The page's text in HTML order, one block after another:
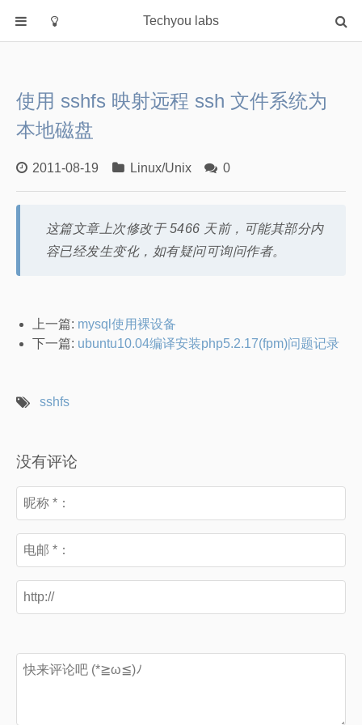
Techyou labs
Default
Linux/Unix
Database
Cloud
Security
使用 sshfs 映射远程 ssh 文件系统为
本地磁盘
2011-08-19 Linux/Unix 0
这篇文章上次修改于 5466 天前，可能其部分内
容已经发生变化，如有疑问可询问作者。
上一篇: mysql使用裸设备
下一篇: ubuntu10.04编译安装php5.2.17(fpm)问题记录
sshfs
没有评论